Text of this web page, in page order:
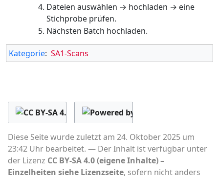
Dateien auswählen → hochladen → eine
Stichprobe prüfen.
Nächsten Batch hochladen.
Kategorie: SA1-Scans
Diese Seite wurde zuletzt am 24. Oktober 2025 um
23:42 Uhr bearbeitet.
Der Inhalt ist verfügbar unter
der Lizenz CC BY-SA 4.0 (eigene Inhalte) –
Einzelheiten siehe Lizenzseite, sofern nicht anders